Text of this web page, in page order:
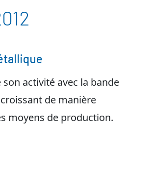
activité avec la bande
de manière
moyens de production.